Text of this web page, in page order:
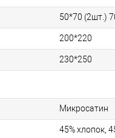
50*70 (2шт.)
200*220
230*250
Микросатин
45% хлопок,